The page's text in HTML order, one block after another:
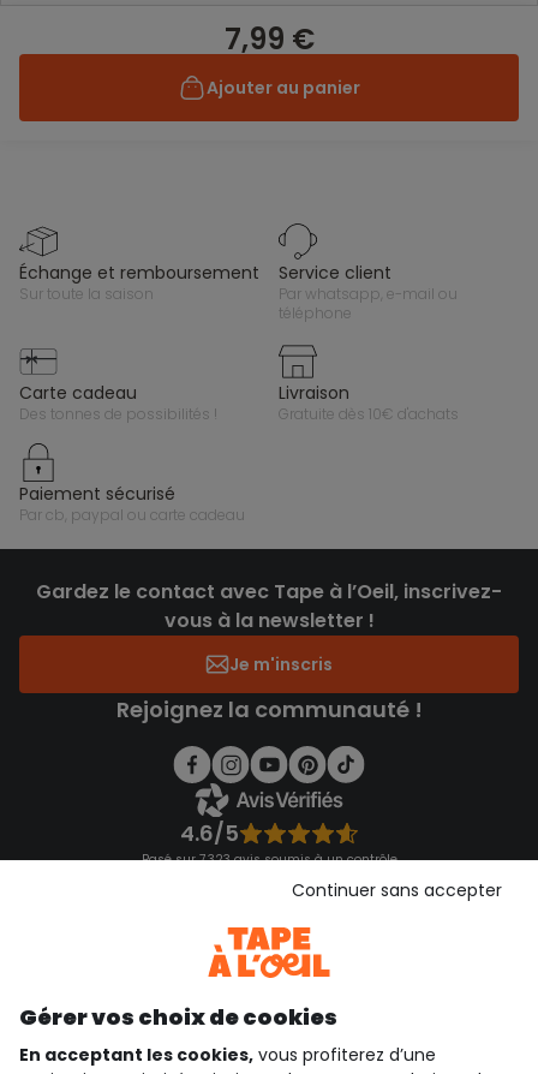
7,99 €
Ajouter au panier
échange et remboursement
sur toute la saison
service client
par whatsapp, e-mail ou
téléphone
carte cadeau
des tonnes de possibilités !
livraison
gratuite dès 10€ d'achats
paiement sécurisé
par cb, paypal ou carte cadeau
Gardez le contact avec Tape à l’Oeil, inscrivez-
vous à la newsletter !
Je m'inscris
Rejoignez la communauté !
4.6/5
Basé sur 7 323 avis soumis à un contrôle
Consulter les CGU
Gérer vos choix de cookies
En acceptant les cookies, vous profiterez d’une
Continuer sans accepter